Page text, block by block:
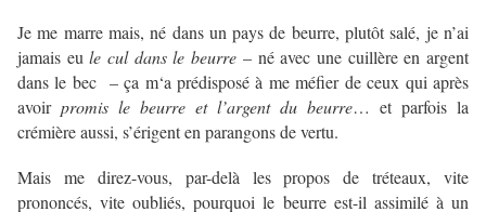
Je me marre mais, né dans un pays de beurre, plutôt salé, je n’ai
jamais eule cul dans le beurre – né avec une cuillère en argent
dans le bec – ça m‘a prédisposé à me méfier de ceux qui après
avoir promis le beurre et l’argent du beurre… et parfois la
crémière aussi, s’érigent en parangons de vertu.
Mais me direz-vous, par-delà les propos de tréteaux, vite
prononcés, vite oubliés, pourquoi le beurre est-il assimilé à un